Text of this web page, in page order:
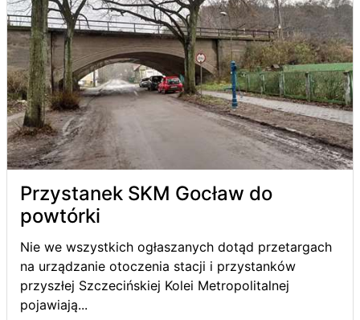
Przystanek SKM Gocław do
powtórki
Nie we wszystkich ogłaszanych dotąd przetargach
na urządzanie otoczenia stacji i przystanków
przyszłej Szczecińskiej Kolei Metropolitalnej
pojawiają...